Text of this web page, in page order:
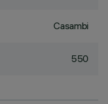
Casambi
550